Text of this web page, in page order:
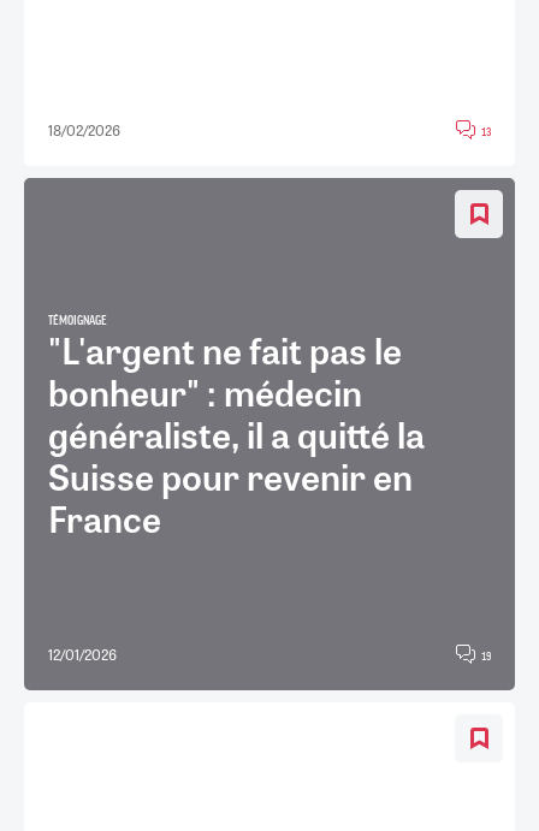
18/02/2026 13
TÉMOIGNAGE
"L'argent ne fait pas le
bonheur" : médecin
généraliste, il a quitté la
Suisse pour revenir en
France
12/01/2026 19